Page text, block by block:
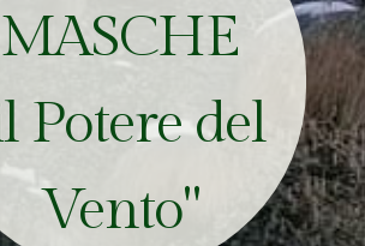
MASCHE
Potere del
Vento"